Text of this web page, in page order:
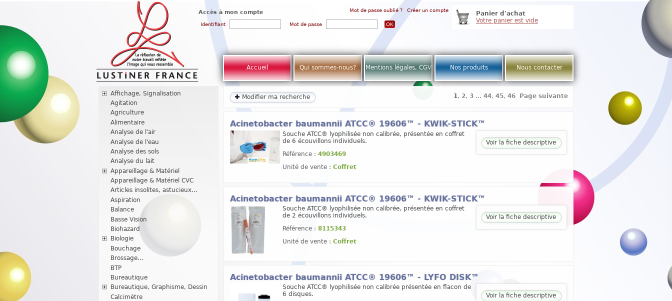
Accès à mon compte Mot de passe oublié ? Créer un compte
Identifiant Mot de passe
Panier d'achat
Votre panier est vide
Accueil Qui sommes-nous? Mentions légales, CGV Nos produits Nous contacter
Affichage, Signalisation
Agitation
Agriculture
Alimentaire
Analyse de l'air
Analyse de l'eau
Analyse des sols
Analyse du lait
Appareillage & Matériel
Appareillage & Matériel CVC
Articles insolites, astucieux...
Aspiration
Balance
Basse Vision
Biohazard
Biologie
Bouchage
Brossage...
BTP
Bureautique
Bureautique, Graphisme, Dessin
Calcimètre
Modifier ma recherche 1, 2, 3 ...44,45,46 Page suivante
Acinetobacter baumannii ATCC® 19606™ - KWIK-STICK™
Souche ATCC® lyophilisée non calibrée, présentée en coffret
de 6 écouvillons individuels.
Référence : 4903469
Unité de vente : Coffret
Voir la fiche descriptive
Acinetobacter baumannii ATCC® 19606™ - KWIK-STICK™
Souche ATCC® lyophilisée non calibrée, présentée en coffret
de 2 écouvillons individuels.
Référence : 8115343
Unité de vente : Coffret
Voir la fiche descriptive
Acinetobacter baumannii ATCC® 19606™ - LYFO DISK™
Souche ATCC® lyophilisée non calibrée présentée en flacon de
6 disques.
Voir la fiche descriptive